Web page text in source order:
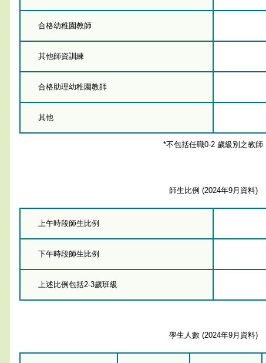
合格幼稚園教師
其他師資訓練
合格助理幼稚園教師
其他
*不包括任職0-2 歲級別之教師
師生比例 (2024年9月資料)
上午時段師生比例
下午時段師生比例
上述比例包括2-3歲班級
學生人數 (2024年9月資料)